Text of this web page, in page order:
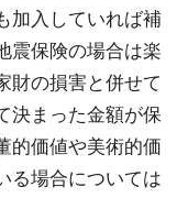
加入していれば補
震保険の場合は楽
財の損害と併せて
決まった金額が保
的価値や美術的価
る場合については